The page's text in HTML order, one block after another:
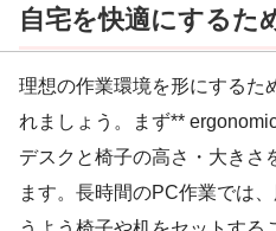
自宅を快適にするた
理想の作業環境を形にするた
れましょう。まず**
デスクと椅子の高さ・大きさ
ます。長時間のPC作業では